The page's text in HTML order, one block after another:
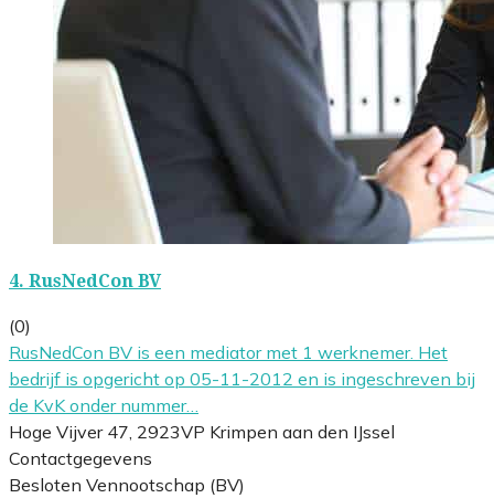
4. RusNedCon BV
(0)
RusNedCon BV is een mediator met 1 werknemer. Het
bedrijf is opgericht op 05-11-2012 en is ingeschreven bij
de KvK onder nummer…
Hoge Vijver 47, 2923VP Krimpen aan den IJssel
Contactgegevens
Besloten Vennootschap (BV)